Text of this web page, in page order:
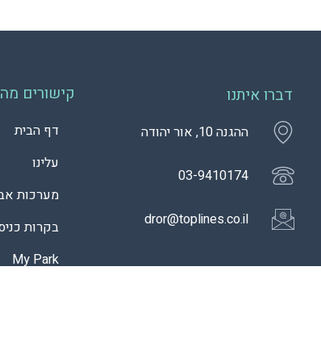
דברו איתנו
ההגנה 10, אור יהודה
03-9410174
dror@toplines.co.il
קישורים
דף הבית
עלינו
מערכות
בקרות
My Park